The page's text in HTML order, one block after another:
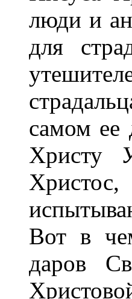
люди и
для
самом ее
Христу
Вот в
даров